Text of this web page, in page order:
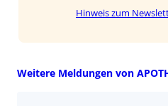
Hinweis zum
Weitere Meldungen von